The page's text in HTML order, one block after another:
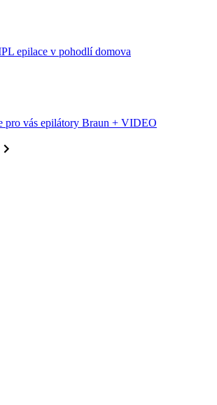
epilace v pohodlí domova
pro vás epilátory Braun + VIDEO